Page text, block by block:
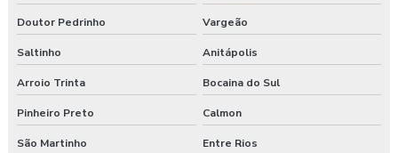
Doutor Pedrinho Vargeão
Saltinho Anitápolis
Arroio Trinta Bocaina do Sul
Pinheiro Preto Calmon
São Martinho Entre Rios